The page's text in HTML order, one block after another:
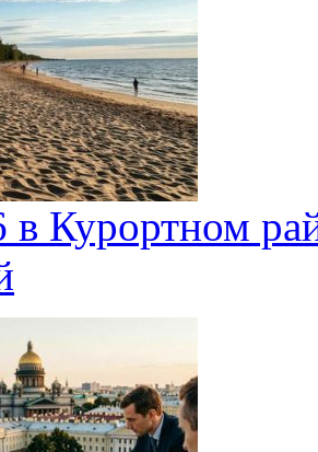
Курортном